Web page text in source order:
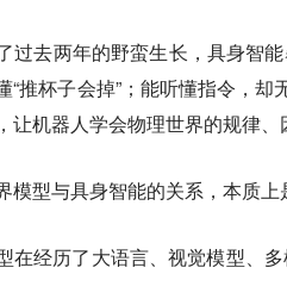
过去两年的野蛮生长，具身智
“推杯子会掉”；能听懂指令，
让机器人学会物理世界的规律、
型与具身智能的关系，本质上
在经历了大语言、视觉模型、